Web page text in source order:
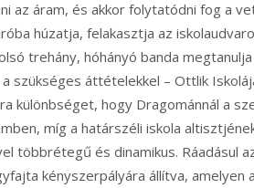
az áram, és akkor folytatódni fog a
húzatja, felakasztja az
trehány, hóhányó banda
szükséges áttételekkel – Ottlik
különbséget, hogy Dragománnál a
míg a határszéli iskola
többrétegű és dinamikus. Ráadásul
kényszerpályára állítva,